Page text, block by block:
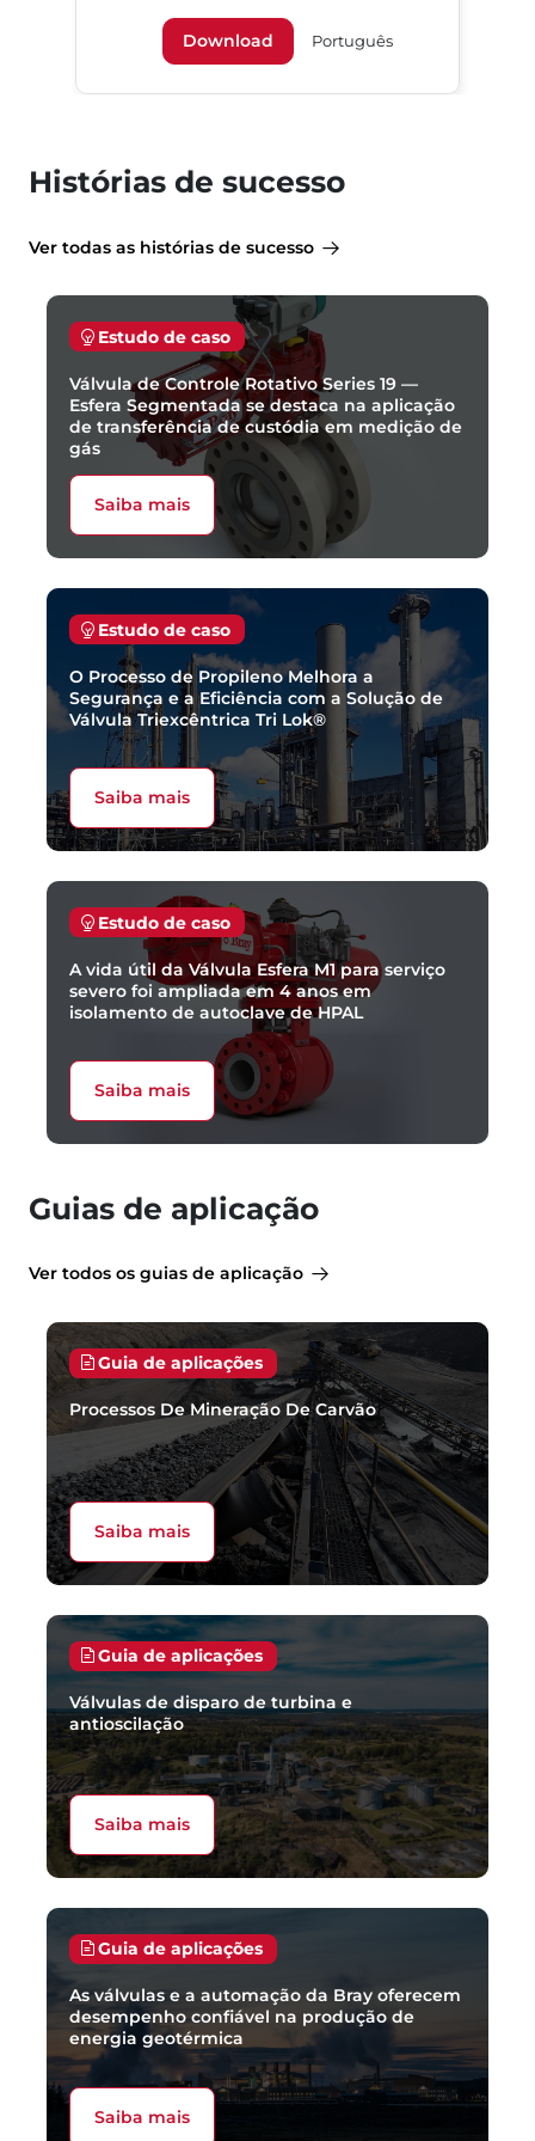
Download Português
Histórias de sucesso
Ver todas as histórias de sucesso
Estudo de caso
Válvula de Controle Rotativo Series 19 —
Esfera Segmentada se destaca na aplicação
de transferência de custódia em medição de
gás
Saiba mais
Estudo de caso
O Processo de Propileno Melhora a
Segurança e a Eficiência com a Solução de
Válvula Triexcêntrica Tri Lok®
Saiba mais
Estudo de caso
A vida útil da Válvula Esfera M1 para serviço
severo foi ampliada em 4 anos em
isolamento de autoclave de HPAL
Saiba mais
Guias de aplicação
Ver todos os guias de aplicação
Guia de aplicações
Processos De Mineração De Carvão
Saiba mais
Guia de aplicações
Válvulas de disparo de turbina e
antioscilação
Saiba mais
Guia de aplicações
As válvulas e a automação da Bray oferecem
desempenho confiável na produção de
energia geotérmica
Saiba mais